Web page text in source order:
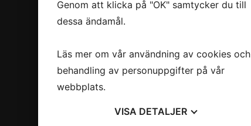
Genom att klicka på "OK" samtycker du till
dessa ändamål.
Läs mer om vår användning av cookies och
behandling av personuppgifter på vår
webbplats.
VISA DETALJER